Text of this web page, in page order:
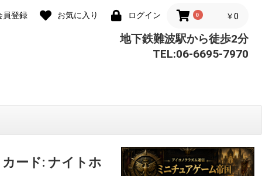
員登録 お気に入り ログイン 0 ￥0
地下鉄難波駅から徒歩2分
TEL:06-6695-7970
ード: ナイトホ